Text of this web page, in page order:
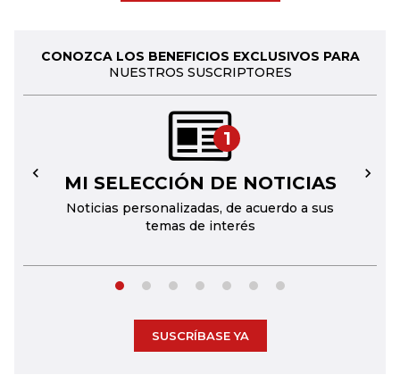
CONOZCA LOS BENEFICIOS EXCLUSIVOS PARA
NUESTROS SUSCRIPTORES
1
MI SELECCIÓN DE NOTICIAS
Noticias personalizadas, de acuerdo a sus
temas de interés
← →
SUSCRÍBASE YA